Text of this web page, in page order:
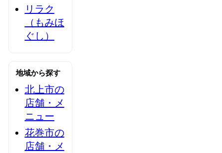
リラク
（もみほ
ぐし）
地域から探す
北上市の
店舗・メ
ニュー
花巻市の
店舗・メ